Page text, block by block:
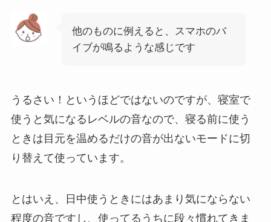
他のものに例えると、スマホのバ
イブが鳴るような感じです
うるさい！というほどではないのですが、寝室で
使うと気になるレベルの音なので、寝る前に使う
ときは目元を温めるだけの音が出ないモードに切
り替えて使っています。
とはいえ、日中使うときにはあまり気にならない
程度の音ですし、使ってるうちに段々慣れてきま